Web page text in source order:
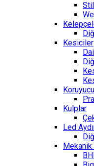
Kesiciler
Kulplar
Led